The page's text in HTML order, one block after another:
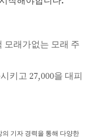
모래가없는 모래 주
키고 27,000을 대피
의 기자 경력을 통해 다양한